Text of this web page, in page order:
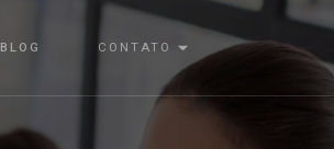
BLOG CONTATO